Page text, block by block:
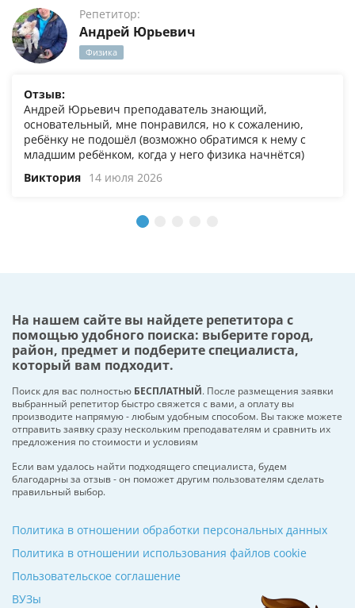
Репетитор:
Андрей Юрьевич
Физика
Отзыв:
Андрей Юрьевич преподаватель знающий,
основательный, мне понравился, но к сожалению,
ребёнку не подошёл (возможно обратимся к нему с
младшим ребёнком, когда у него физика начнётся)
Виктория 14 июля 2026
На нашем сайте вы найдете репетитора с
помощью удобного поиска: выберите город,
район, предмет и подберите специалиста,
который вам подходит.
Поиск для вас полностью БЕСПЛАТНЫЙ. После размещения заявки
выбранный репетитор быстро свяжется с вами, а оплату вы
производите напрямую - любым удобным способом. Вы также можете
отправить заявку сразу нескольким преподавателям и сравнить их
предложения по стоимости и условиям
Если вам удалось найти подходящего специалиста, будем
благодарны за отзыв - он поможет другим пользователям сделать
правильный выбор.
ВУЗы
Политика в отношении обработки персональных данных
Политика в отношении использования файлов cookie
Пользовательское соглашение